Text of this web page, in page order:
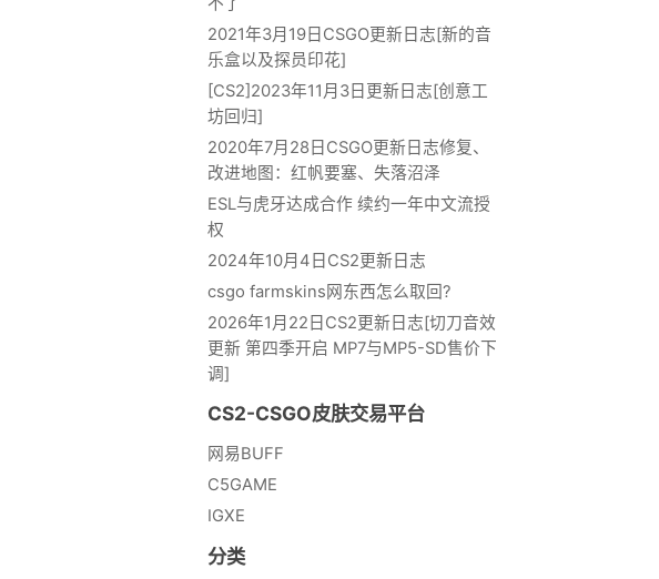
2021年3月19日CSGO更新日志[新的音
乐盒以及探员印花]
[CS2]2023年11月3日更新日志[创意工
坊回归]
2020年7月28日CSGO更新日志修复、
改进地图：红帆要塞、失落沼泽
ESL与虎牙达成合作 续约一年中文流授
权
2024年10月4日CS2更新日志
csgo farmskins网东西怎么取回?
2026年1月22日CS2更新日志[切刀音效
更新 第四季开启 MP7与MP5-SD售价下
调]
CS2-CSGO皮肤交易平台
网易BUFF
C5GAME
IGXE
分类